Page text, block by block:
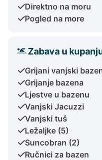
Direktno na moru
Pogled na more
Zabava u
Grijani vanjski
Grijanje bazena
Ljestve u bazenu
Vanjski Jacuzzi
Vanjski tuš
Ležaljke (5)
Suncobran (2)
Ručnici za bazen